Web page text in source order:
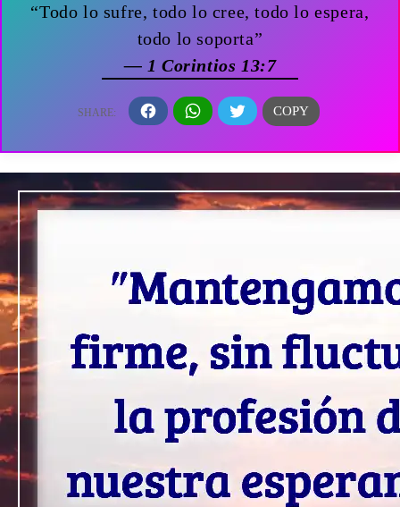
“Todo lo sufre, todo lo cree, todo lo espera,
todo lo soporta”
— 1 Corintios 13:7